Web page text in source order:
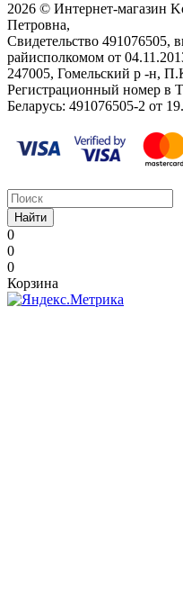
2026 © Интернет-магазин
Петровна,
Свидетельство ‎491076505,
райисполкомом от
247005, Гомельский р -н,
Регистрационный номер в
Беларусь: ‎491076505-2 от
Найти
0
0
0
Корзина